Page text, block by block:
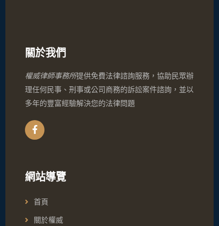
關於我們
權威律師事務所提供免費法律諮詢服務，協助民眾辦
理任何民事、刑事或公司商務的訴訟案件諮詢，並以
多年的豐富經驗解決您的法律問題
網站導覽
首頁
關於權威